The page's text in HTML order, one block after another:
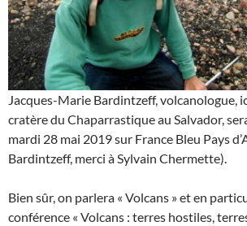
Jacques-Marie Bardintzeff, volcanologue,
cratère du Chaparrastique au Salvador,
mardi 28 mai 2019 sur France Bleu Pays
Bardintzeff, merci à Sylvain Chermette).
Bien sûr, on parlera « Volcans » et en
conférence « Volcans : terres hostiles,